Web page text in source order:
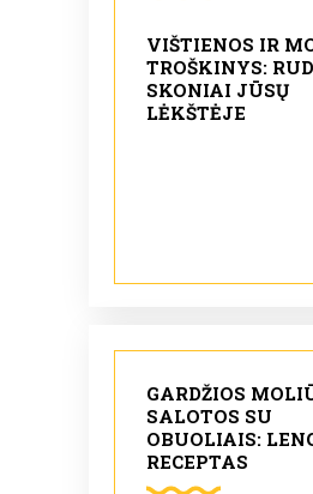
VIŠTIENOS IR
TROŠKINYS:
SKONIAI JŪSŲ
LĖKŠTĖJE
GARDŽIOS
SALOTOS SU
OBUOLIAIS:
RECEPTAS